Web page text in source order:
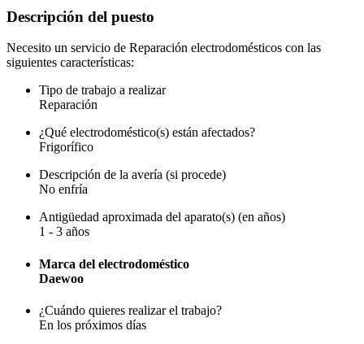
Descripción del puesto
Necesito un servicio de Reparación electrodomésticos con las
siguientes características:
Tipo de trabajo a realizar
Reparación
¿Qué electrodoméstico(s) están afectados?
Frigorífico
Descripción de la avería (si procede)
No enfría
Antigüedad aproximada del aparato(s) (en años)
1 - 3 años
Marca del electrodoméstico
Daewoo
¿Cuándo quieres realizar el trabajo?
En los próximos días